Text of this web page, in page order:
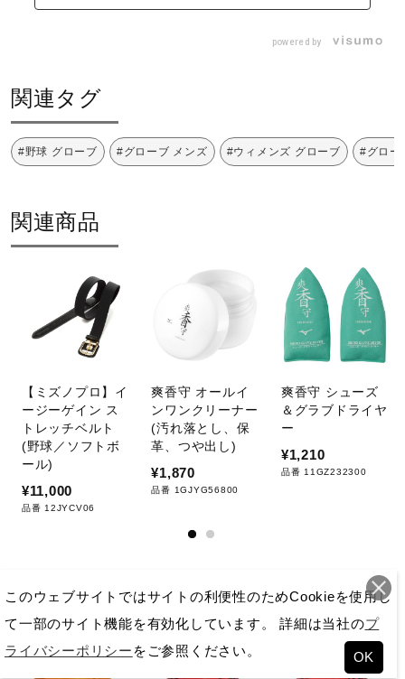
powered by
関連タグ
#野球 グローブ #グローブ メンズ #ウィメンズ グローブ #グロー
関連商品
【ミズノプロ】イ
ージーゲイン ス
トレッチベルト
(野球／ソフトボ
ール)
¥11,000
品番 12JYCV06
爽香守 オールイ
ンワンクリーナー
(汚れ落とし、保
革、つや出し)
¥1,870
品番 1GJYG56800
爽香守 シューズ
＆グラブドライヤ
ー
¥1,210
品番 11GZ232300
おすすめ商品
OK
このウェブサイトではサイトの利便性のためCookieを使用し
て一部のサイト機能を有効化しています。 詳細は当社のプ
ライバシーポリシー をご参照ください。